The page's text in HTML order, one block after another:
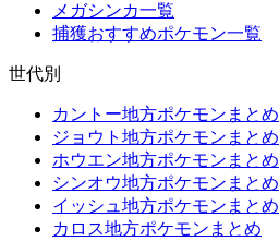
メガシンカ一覧
捕獲おすすめポケモン一覧
世代別
カントー地方ポケモンまとめ
ジョウト地方ポケモンまとめ
ホウエン地方ポケモンまとめ
シンオウ地方ポケモンまとめ
イッシュ地方ポケモンまとめ
カロス地方ポケモンまとめ